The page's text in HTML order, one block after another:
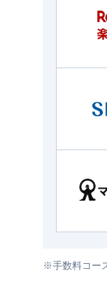
※手数料コー